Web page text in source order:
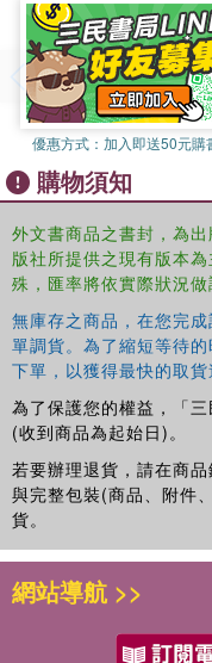
優惠方式： 加入即送50元購
購物須知
外文書商品之書封，為
版社所提供之現有版本
殊，匯率將依實際狀況做
無庫存之商品，在您完
單調貨。為了縮短等待
下單，以獲得最快的取
為了保護您的權益，「三
(收到商品為起始日)。
若要辦理退貨，請在商
與完整包裝(商品、附件
貨。
網站導航 >>